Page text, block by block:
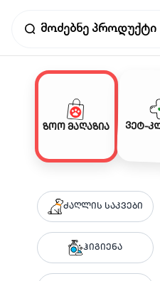
ზოო მაღაზია ვეტ-
ძაღლის საკვები
ჰიგიენა